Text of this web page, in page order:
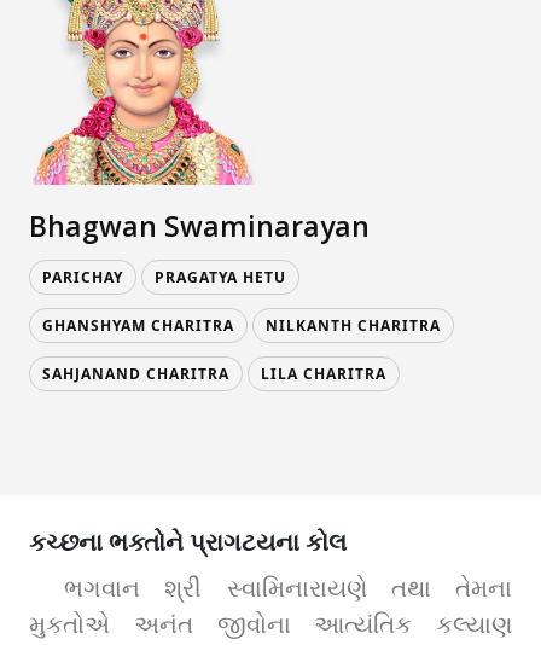
Bhagwan Swaminarayan
PARICHAY PRAGATYA HETU
GHANSHYAM CHARITRA NILKANTH CHARITRA
SAHJANAND CHARITRA LILA CHARITRA
કચ્છના ભક્તોને પ્રાગટયના કોલ
ભગવાન શ્રી સ્વામિનારાયણે તથા તેમના
મુકતોએ અનંત જીવોના આત્યંતિક કલ્યાણ